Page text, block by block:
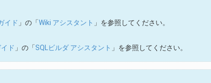
イド 」の「Wiki アシスタント 」を参照してください。
ド 」の「SQLビルダ アシスタント 」を参照してください。